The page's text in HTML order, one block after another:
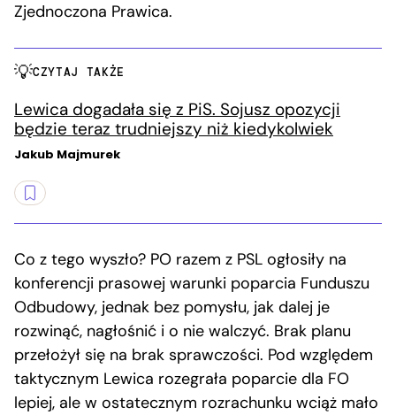
Zjednoczona Prawica.
CZYTAJ TAKŻE
Lewica dogadała się z PiS. Sojusz opozycji
będzie teraz trudniejszy niż kiedykolwiek
Jakub Majmurek
Co z tego wyszło? PO razem z PSL ogłosiły na
konferencji prasowej warunki poparcia Funduszu
Odbudowy, jednak bez pomysłu, jak dalej je
rozwinąć, nagłośnić i o nie walczyć. Brak planu
przełożył się na brak sprawczości. Pod względem
taktycznym Lewica rozegrała poparcie dla FO
lepiej, ale w ostatecznym rozrachunku wciąż mało